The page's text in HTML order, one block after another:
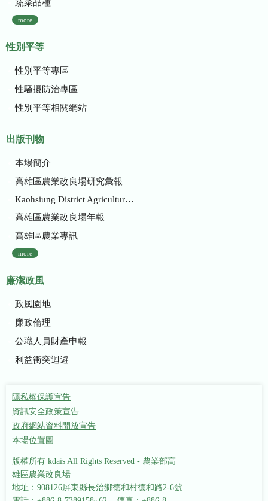
蔬菜品種
more
性別平等
性別平等專區
性騷擾防治專區
性別平等相關網站
出版刊物
本場簡介
高雄區農業改良場研究彙報
Kaohsiung District Agricultural Research and Extension Station
高雄區農業改良場年報
高雄區農業專訊
more
廉潔政風
政風園地
廉政倫理
公職人員財產申報
利益衝突迴避
隱私權保護宣告
資訊安全政策宣告
政府網站資料開放宣告
本場位置圖
版權所有 kdais All Rights Reserved - 農業部高
雄區農業改良場
地址：908126屏東縣長治鄉德和村德和路2-6號